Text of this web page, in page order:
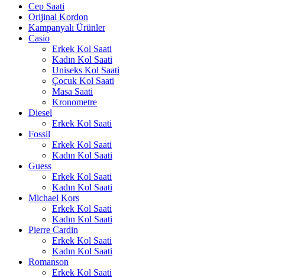
Cep Saati
Orijinal Kordon
Kampanyalı Ürünler
Casio
Erkek Kol Saati
Kadın Kol Saati
Uniseks Kol Saati
Çocuk Kol Saati
Masa Saati
Kronometre
Diesel
Erkek Kol Saati
Fossil
Erkek Kol Saati
Kadın Kol Saati
Guess
Erkek Kol Saati
Kadın Kol Saati
Michael Kors
Erkek Kol Saati
Kadın Kol Saati
Pierre Cardin
Erkek Kol Saati
Kadın Kol Saati
Romanson
Erkek Kol Saati